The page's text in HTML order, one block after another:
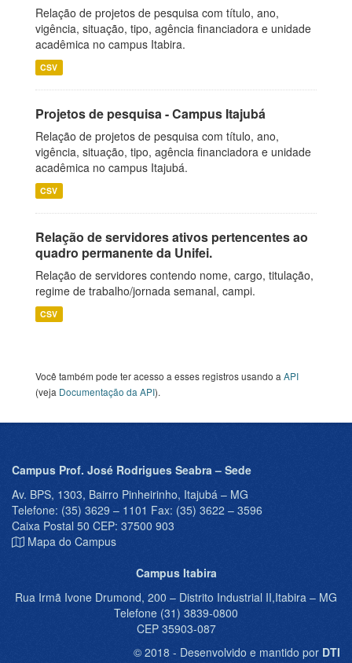
Relação de projetos de pesquisa com título, ano,
vigência, situação, tipo, agência financiadora e unidade
acadêmica no campus Itabira.
CSV
Projetos de pesquisa - Campus Itajubá
Relação de projetos de pesquisa com título, ano,
vigência, situação, tipo, agência financiadora e unidade
acadêmica no campus Itajubá.
CSV
Relação de servidores ativos pertencentes ao
quadro permanente da Unifei.
Relação de servidores contendo nome, cargo, titulação,
regime de trabalho/jornada semanal, campi.
CSV
Você também pode ter acesso a esses registros usando a API
(veja Documentação da API).
Campus Prof. José Rodrigues Seabra – Sede
Av. BPS, 1303, Bairro Pinheirinho, Itajubá – MG
Telefone: (35) 3629 – 1101 Fax: (35) 3622 – 3596
Caixa Postal 50 CEP: 37500 903
Mapa do Campus
Campus Itabira
Rua Irmã Ivone Drumond, 200 – Distrito Industrial II,Itabira – MG
Telefone (31) 3839-0800
CEP 35903-087
© 2018 - Desenvolvido e mantido por DTI